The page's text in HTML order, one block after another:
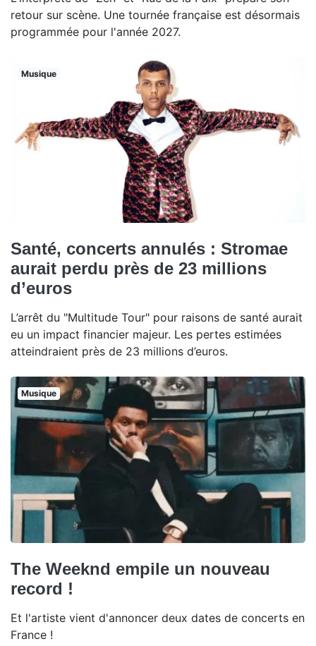
retour sur scène. Une tournée française est désormais
programmée pour l'année 2027.
Musique
Santé, concerts annulés : Stromae
aurait perdu près de 23 millions
d’euros
L’arrêt du "Multitude Tour" pour raisons de santé aurait
eu un impact financier majeur. Les pertes estimées
atteindraient près de 23 millions d’euros.
Musique
The Weeknd empile un nouveau
record !
Et l'artiste vient d'annoncer deux dates de concerts en
France !